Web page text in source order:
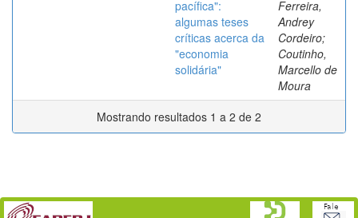
pacífica":
algumas teses
críticas acerca da
"economia
solidária"
Ferreira,
Andrey
Cordeiro;
Coutinho,
Marcello de
Moura
Mostrando resultados 1 a 2 de 2